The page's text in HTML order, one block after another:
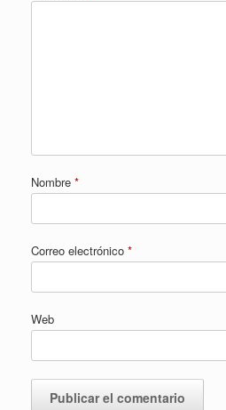
Nombre *
Correo electrónico *
Web